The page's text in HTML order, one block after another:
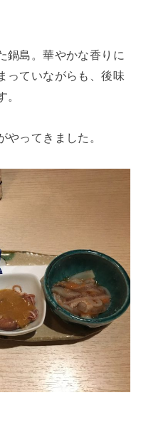
鍋島。華やかな香りに
っていながらも、後味
ってきました。